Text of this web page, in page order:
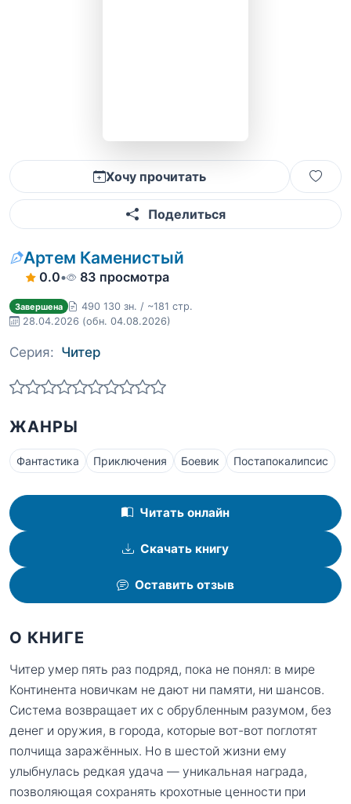
Хочу прочитать
Поделиться
Артем Каменистый
0.0• 83 просмотра
Завершена
490 130 зн. / ~181 стр.
28.04.2026 (обн. 04.08.2026)
Серия: Читер
ЖАНРЫ
Фантастика Приключения Боевик Постапокалипсис
Читать онлайн
Скачать книгу
Оставить отзыв
О КНИГЕ
Читер умер пять раз подряд, пока не понял: в мире
Континента новичкам не дают ни памяти, ни шансов.
Система возвращает их с обрубленным разумом, без
денег и оружия, в города, которые вот-вот поглотят
полчища заражённых. Но в шестой жизни ему
улыбнулась редкая удача — уникальная награда,
позволяющая сохранять крохотные ценности при